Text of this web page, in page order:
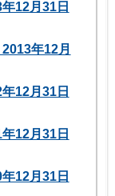
12月31日
年12月
12月31日
12月31日
12月31日